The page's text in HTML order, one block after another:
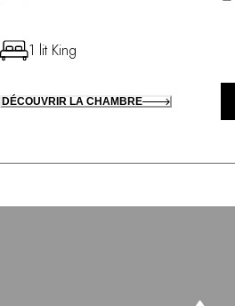
1 lit King
DÉCOUVRIR LA CHAMBRE